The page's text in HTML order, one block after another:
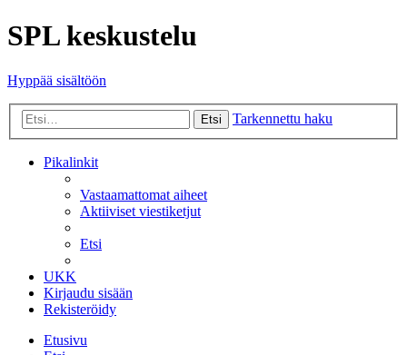
SPL keskustelu
Hyppää sisältöön
Etsi Tarkennettu haku
Pikalinkit
Vastaamattomat aiheet
Aktiiviset viestiketjut
Etsi
UKK
Kirjaudu sisään
Rekisteröidy
Etusivu